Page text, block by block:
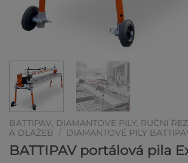
BATTIPAV, DIAMANTOVÉ PILY, RUČNÍ
A DLAŽEB
/ DIAMANTOVÉ PILY
BATTIPAV portálová pila